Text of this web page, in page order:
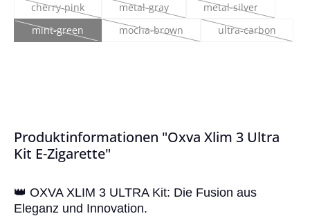
cherry-pink
(Diese Option ist zurzeit nicht verfügbar.)
metal-gray
(Diese Option ist zurzeit nicht verfügbar.)
metal-silver
(Diese Option ist
mint-green
(Diese Option ist zurzeit nicht verfügbar.)
mocha-brown
(Diese Option ist zurzeit nicht verfügbar.)
ultra-carbon
(Diese Option
Produktinformationen "Oxva Xlim 3 Ultra
Kit E-Zigarette"
👑 OXVA XLIM 3 ULTRA Kit: Die Fusion aus
Eleganz und Innovation.